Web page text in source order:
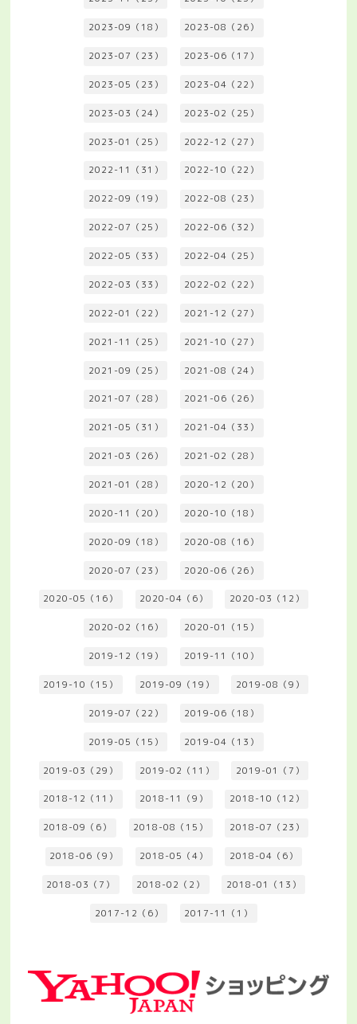
2023-09（18） 2023-08（26）
2023-07（23） 2023-06（17）
2023-05（23） 2023-04（22）
2023-03（24） 2023-02（25）
2023-01（25） 2022-12（27）
2022-11（31） 2022-10（22）
2022-09（19） 2022-08（23）
2022-07（25） 2022-06（32）
2022-05（33） 2022-04（25）
2022-03（33） 2022-02（22）
2022-01（22） 2021-12（27）
2021-11（25） 2021-10（27）
2021-09（25） 2021-08（24）
2021-07（28） 2021-06（26）
2021-05（31） 2021-04（33）
2021-03（26） 2021-02（28）
2021-01（28） 2020-12（20）
2020-11（20） 2020-10（18）
2020-09（18） 2020-08（16）
2020-07（23） 2020-06（26）
2020-05（16） 2020-04（6） 2020-03（12）
2020-02（16） 2020-01（15）
2019-12（19） 2019-11（10）
2019-10（15） 2019-09（19） 2019-08（9）
2019-07（22） 2019-06（18）
2019-05（15） 2019-04（13）
2019-03（29） 2019-02（11） 2019-01（7）
2018-12（11） 2018-11（9） 2018-10（12）
2018-09（6） 2018-08（15） 2018-07（23）
2018-06（9） 2018-05（4） 2018-04（6）
2018-03（7） 2018-02（2） 2018-01（13）
2017-12（6） 2017-11（1）